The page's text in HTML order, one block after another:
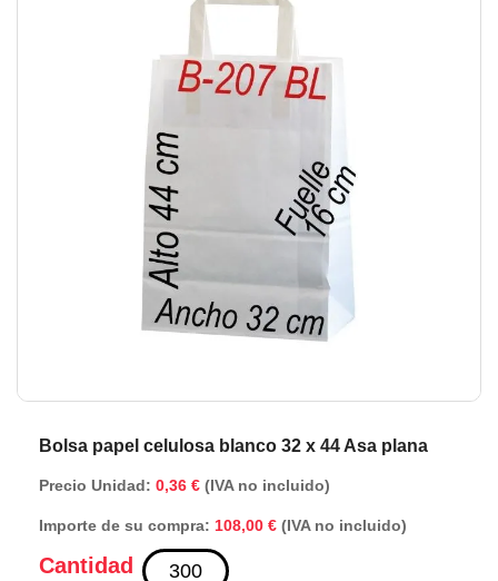
Bolsa papel celulosa blanco 32 x 44 Asa plana
Precio Unidad: 0,36 € (IVA no incluido)
Importe de su compra: 108,00 € (IVA no incluido)
Cantidad